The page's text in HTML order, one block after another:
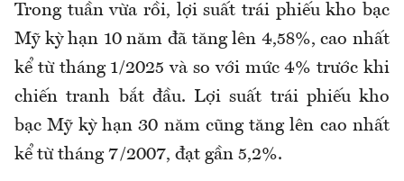
Trong tuần vừa rồi, lợi suất trái phiếu kho bạc
Mỹ kỳ hạn 10 năm đã tăng lên 4,58%, cao nhất
kể từ tháng 1/2025 và so với mức 4% trước khi
chiến tranh bắt đầu. Lợi suất trái phiếu kho
bạc Mỹ kỳ hạn 30 năm cũng tăng lên cao nhất
kể từ tháng 7/2007, đạt gần 5,2%.